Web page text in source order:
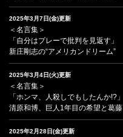
2025年3月7日(金)更新
＜名言集＞
「自分はプレーで批判を見返す」
新庄剛志の“アメリカンドリーム”
2025年3月4日(火)更新
＜名言集＞
「ホンマ、人殺しでもしたんか!?」
清原和博、巨人1年目の希望と葛藤
2025年2月28日(金)更新